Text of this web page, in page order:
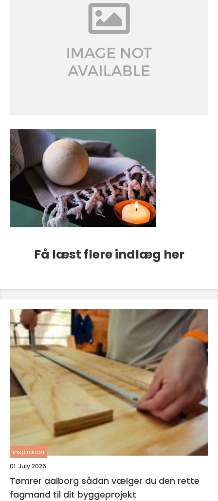
Få læst flere indlæg her
inspiration
01. July 2026
Tømrer aalborg sådan vælger du den rette
fagmand til dit byggeprojekt